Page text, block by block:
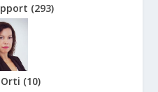
(293)
(10)